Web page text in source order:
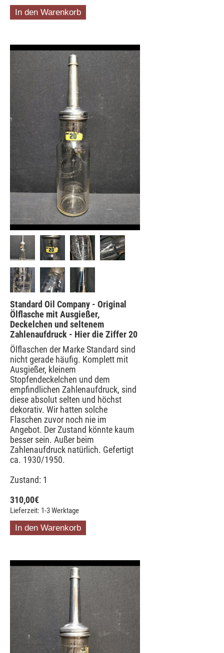
Standard Oil Company - Original
Ölflasche mit Ausgießer,
Deckelchen und seltenem
Zahlenaufdruck - Hier die Ziffer 20
Ölflaschen der Marke Standard sind
nicht gerade häufig. Komplett mit
Ausgießer, kleinem
Stopfendeckelchen und dem
empfindlichen Zahlenaufdruck, sind
diese absolut selten und höchst
dekorativ. Wir hatten solche
Flaschen zuvor noch nie im
Angebot. Der Zustand könnte kaum
besser sein. Außer beim
Zahlenaufdruck natürlich. Gefertigt
ca. 1930/1950.
Zustand: 1
Lieferzeit: 1-3 Werktage
310,00€